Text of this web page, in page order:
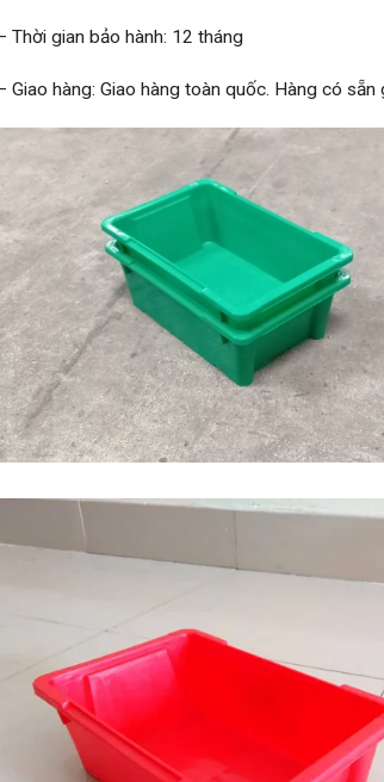
Thời gian bảo hành: 12 tháng
Giao hàng: Giao hàng toàn quốc. Hàng có